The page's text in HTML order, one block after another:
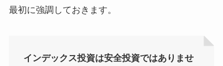
最初に強調しておきます。
インデックス投資は安全投資ではありませ